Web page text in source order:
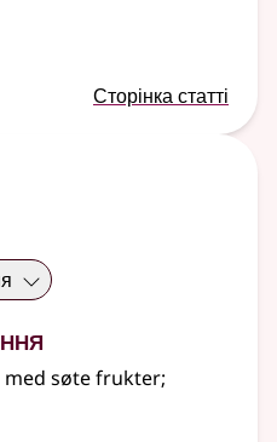
Сторінка статті
søte frukter;